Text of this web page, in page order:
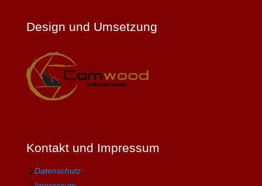
Design und Umsetzung
Kontakt und Impressum
Datenschutz